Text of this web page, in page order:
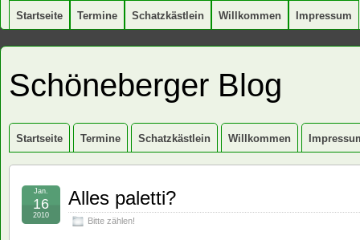
Startseite Termine Schatzkästlein Willkommen Impressum
Schöneberger Blog
Startseite Termine Schatzkästlein Willkommen
Alles paletti?
Bitte zählen!
Jan.
16
2010